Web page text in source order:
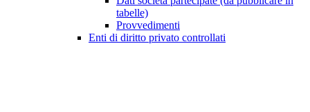
tabelle)
Provvedimenti
Enti di diritto privato controllati